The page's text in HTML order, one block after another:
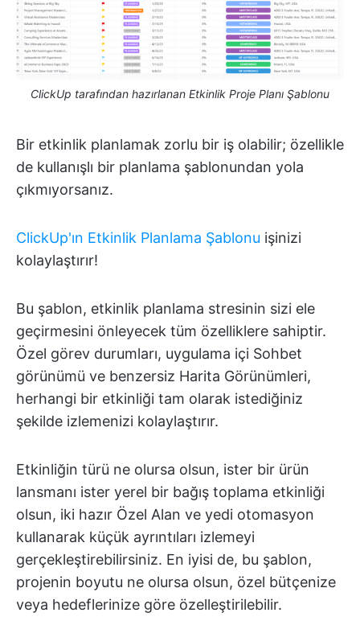
ClickUp tarafından hazırlanan Etkinlik Proje Planı Şablonu
Bir etkinlik planlamak zorlu bir iş olabilir; özellikle
de kullanışlı bir planlama şablonundan yola
çıkmıyorsanız.
ClickUp'ın Etkinlik Planlama Şablonu işinizi
kolaylaştırır!
Bu şablon, etkinlik planlama stresinin sizi ele
geçirmesini önleyecek tüm özelliklere sahiptir.
Özel görev durumları, uygulama içi Sohbet
görünümü ve benzersiz Harita Görünümleri,
herhangi bir etkinliği tam olarak istediğiniz
şekilde izlemenizi kolaylaştırır.
Etkinliğin türü ne olursa olsun, ister bir ürün
lansmanı ister yerel bir bağış toplama etkinliği
olsun, iki hazır Özel Alan ve yedi otomasyon
kullanarak küçük ayrıntıları izlemeyi
gerçekleştirebilirsiniz. En iyisi de, bu şablon,
projenin boyutu ne olursa olsun, özel bütçenize
veya hedeflerinize göre özelleştirilebilir.